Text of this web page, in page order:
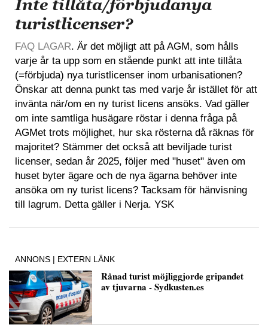
Inte tillåta/förbjudanya
turistlicenser?
FAQ LAGAR. Är det möjligt att på AGM, som hålls
varje år ta upp som en stående punkt att inte tillåta
(=förbjuda) nya turistlicenser inom urbanisationen?
Önskar att denna punkt tas med varje år istället för att
invänta när/om en ny turist licens ansöks. Vad gäller
om inte samtliga husägare röstar i denna fråga på
AGMet trots möjlighet, hur ska rösterna då räknas för
majoritet? Stämmer det också att beviljade turist
licenser, sedan år 2025, följer med "huset" även om
huset byter ägare och de nya ägarna behöver inte
ansöka om ny turist licens? Tacksam för hänvisning
till lagrum. Detta gäller i Nerja. YSK